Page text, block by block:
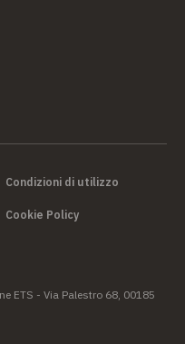
Condizioni di utilizzo
Cookie Policy
ETS - Via Palestro 68, 00185